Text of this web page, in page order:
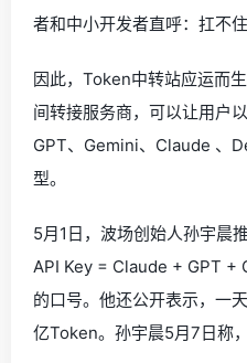
者和中小开发者直呼：扛不住
因此，Token中转站应运而
间转接服务商，可以让用户
GPT、Gemini、Claude 、
型。
5月1日，波场创始人孙宇晨
API Key = Claude + GPT +
的口号。他还公开表示，一
亿Token。孙宇晨5月7日称